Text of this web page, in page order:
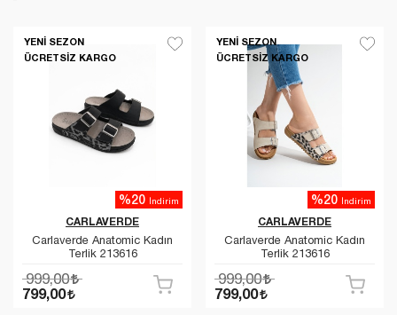
YENI SEZON
ÜCRETSIZ KARGO
CARLAVERDE
Carlaverde Anatomic Kadın
Terlik 213616
%20 İndirim
999,00
799,00
YENI SEZON
ÜCRETSIZ KARGO
CARLAVERDE
Carlaverde Anatomic Kadın
Terlik 213616
%20 İndirim
999,00
799,00